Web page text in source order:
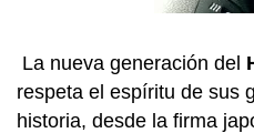
La nueva generación del
respeta el espíritu de sus
historia, desde la firma